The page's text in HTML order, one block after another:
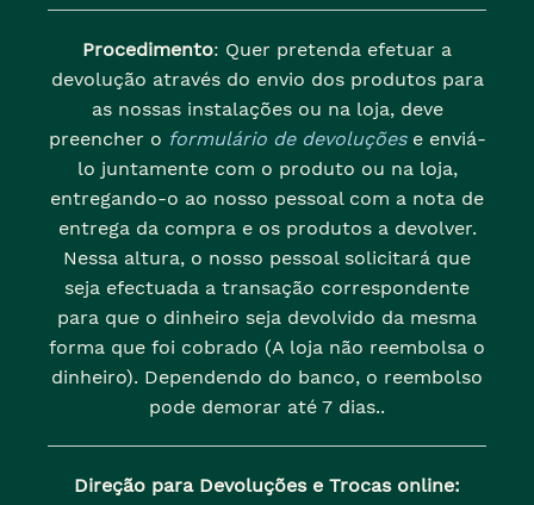
Procedimento: Quer pretenda efetuar a
devolução através do envio dos produtos para
as nossas instalações ou na loja, deve
preencher o formulário de devoluçõese enviá-
lo juntamente com o produto ou na loja,
entregando-o ao nosso pessoal com a nota de
entrega da compra e os produtos a devolver.
Nessa altura, o nosso pessoal solicitará que
seja efectuada a transação correspondente
para que o dinheiro seja devolvido da mesma
forma que foi cobrado (A loja não reembolsa o
dinheiro). Dependendo do banco, o reembolso
pode demorar até 7 dias..
Direção para Devoluções e Trocas online: